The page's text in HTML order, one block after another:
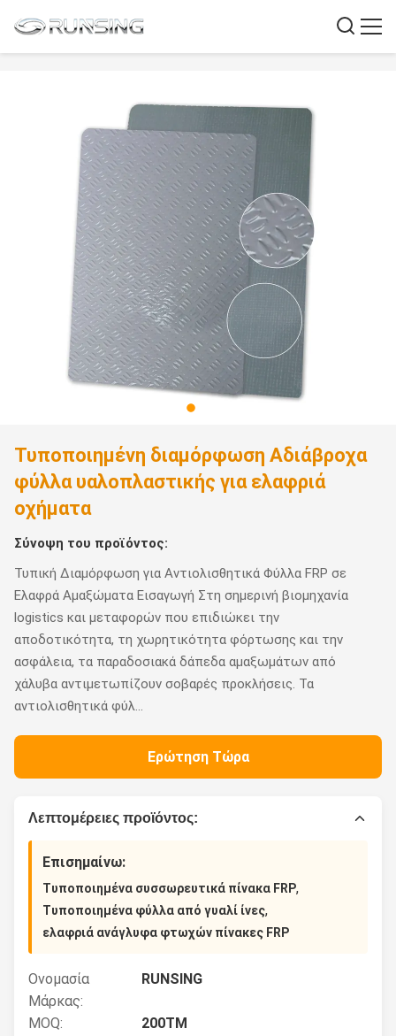
Τυποποιημένη διαμόρφωση Αδιάβροχα
φύλλα υαλοπλαστικής για ελαφριά
οχήματα
Σύνοψη του προϊόντος:
Τυπική Διαμόρφωση για Αντιολισθητικά Φύλλα FRP σε
Ελαφρά Αμαξώματα Εισαγωγή Στη σημερινή βιομηχανία
logistics και μεταφορών που επιδιώκει την
αποδοτικότητα, τη χωρητικότητα φόρτωσης και την
ασφάλεια, τα παραδοσιακά δάπεδα αμαξωμάτων από
χάλυβα αντιμετωπίζουν σοβαρές προκλήσεις. Τα
αντιολισθητικά φύλ...
Ερώτηση Τώρα
Λεπτομέρειες προϊόντος:
Επισημαίνω:
Τυποποιημένα συσσωρευτικά πίνακα FRP,
Τυποποιημένα φύλλα από γυαλί ίνες,
ελαφριά ανάγλυφα φτωχών πίνακες FRP
Ονομασία
Μάρκας:
RUNSING
MOQ:
200ΤΜ